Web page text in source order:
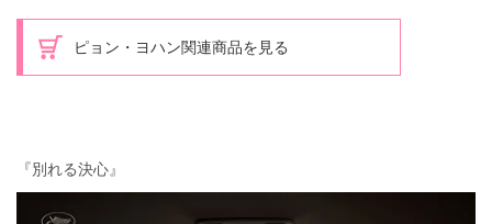
ピョン・ヨハン関連商品を見る
『別れる決心』